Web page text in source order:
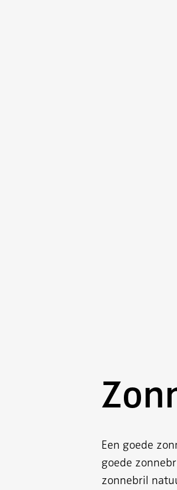
Een goede
goede
zonnebril